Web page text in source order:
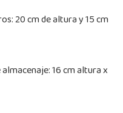
20 cm de altura y 15 cm
16 cm altura x